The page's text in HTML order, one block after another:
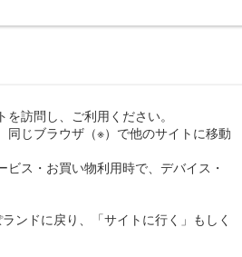
訪問し、ご利用ください。
じブラウザ（※）で他のサイトに移動
ス・お買い物利用時で、デバイス・
ンドに戻り、「サイトに行く」もしく